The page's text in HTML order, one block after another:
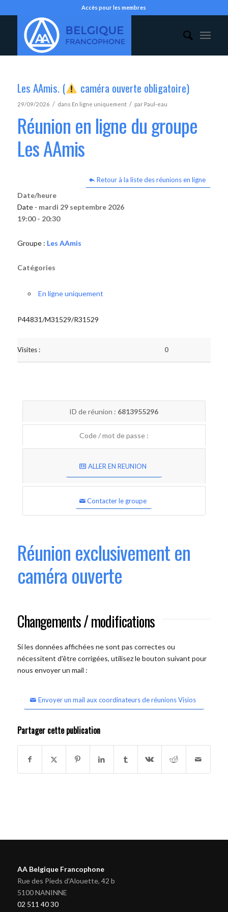
Accès pour les membres
Les AAmis. ( caméra ouverte obligatoire)
29/09/2026 / dans En ligne uniquement / par Paul-eau
Réunion en ligne du groupe
Les AAmis
Retour à la liste des réunions en ligne
Date/heure
Date - mardi 29 septembre 2026
19:00 - 20:30
Groupe : Les AAmis
Catégories
En ligne uniquement
P44831/M31529/R31529
Visites : 0
ID de réunion : 6813955296
Code / mot de passe :
ALLER EN REUNION
Contacter le groupe
Réunion exclusivement en
caméra ouverte
Changements / modifications
Si les données affichées ne sont pas correctes ou
nécessitent d'être corrigées, utilisez le bouton suivant pour
nous envoyer un mail :
Envoyer un mail aux coordinateurs de réunions Visios
Partager cette publication
AA Belgique Francophone
Rue des Pieds d'Alouette, 42 b
5100 NANINNE
02 511 40 30